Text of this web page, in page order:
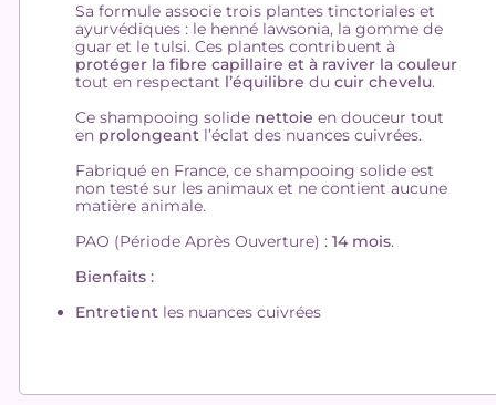
Sa formule associe trois plantes tinctoriales et
ayurvédiques : le henné lawsonia, la gomme de
guar et le tulsi. Ces plantes contribuent à
protéger la fibre capillaire et à raviver la couleur
tout en respectant l’équilibre ducuir chevelu.
Ce shampooing solide nettoie en douceur tout
en prolongeant l’éclat des nuances cuivrées.
Fabriqué en France, ce shampooing solide est
non testé sur les animaux et ne contient aucune
matière animale.
PAO (Période Après Ouverture) :14 mois.
Bienfaits :
Entretient les nuances cuivrées